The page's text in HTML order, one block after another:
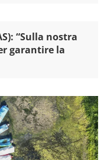
“Sulla nostra
garantire la